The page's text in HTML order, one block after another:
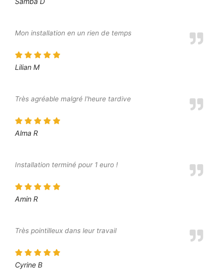
Mon installation en un rien de temps
Lilian M
Très agréable malgré l'heure tardive
Alma R
Installation terminé pour 1 euro !
Amin R
Très pointilleux dans leur travail
Cyrine B